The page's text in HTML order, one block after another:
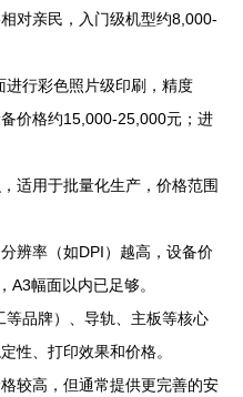
对亲民，入门级机型约8,000-
进行彩色照片级印刷，精度
价格约15,000-25,000元；进
适用于批量化生产，价格范围
辨率（如DPI）越高，设备价
A3幅面以内已足够。
等品牌）、导轨、主板等核心
性、打印效果和价格。
较高，但通常提供更完善的安